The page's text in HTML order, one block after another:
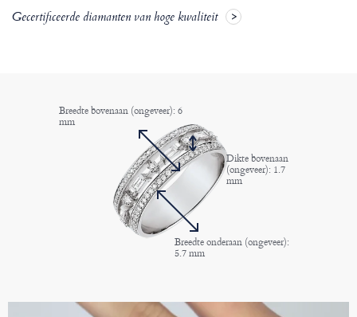
Gecertificeerde diamanten van hoge kwaliteit
Breedte bovenaan (ongeveer): 6
mm
Dikte bovenaan
(ongeveer): 1.7
mm
Breedte onderaan (ongeveer):
5.7 mm